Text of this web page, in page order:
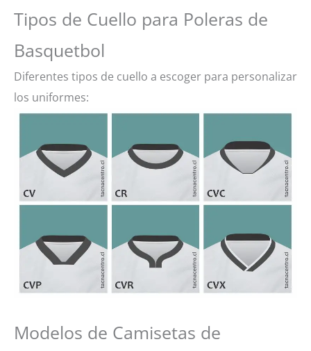
Tipos de Cuello para Poleras de
Basquetbol
Diferentes tipos de cuello a escoger para personalizar
los uniformes:
Modelos de Camisetas de